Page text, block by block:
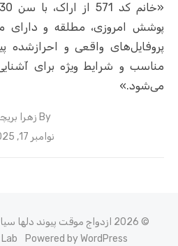
پوشش امروزی، مطلقه و دارای
پروفایل‌های واقعی و احراز‌شده
مناسب و شرایط ویژه برای
می‌شود.»
By زهرا
Posted
نوامبر 17, 2025
© 2026 ازدواج موقت پیوند دلها
Powered by WordPress